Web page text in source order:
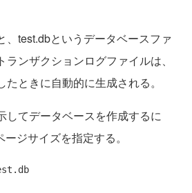
test.dbというデータベースファ
ンザクションログファイルは、
ときに自動的に生成される。
てデータベースを作成するに
ジサイズを指定する。